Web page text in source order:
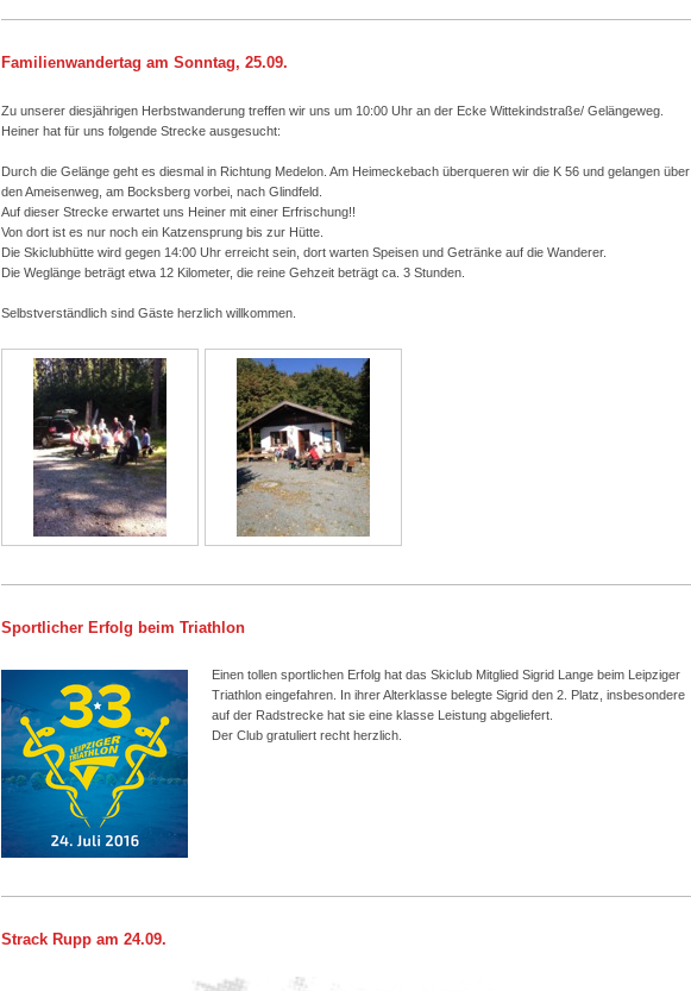
Familienwandertag am Sonntag, 25.09.
Zu unserer diesjährigen Herbstwanderung treffen wir uns um 10:00 Uhr an der Ecke Wittekindstraße/ Gelängeweg.
Heiner hat für uns folgende Strecke ausgesucht:
Durch die Gelänge geht es diesmal in Richtung Medelon. Am Heimeckebach überqueren wir die K 56 und gelangen über
den Ameisenweg, am Bocksberg vorbei, nach Glindfeld.
Auf dieser Strecke erwartet uns Heiner mit einer Erfrischung!!
Von dort ist es nur noch ein Katzensprung bis zur Hütte.
Die Skiclubhütte wird gegen 14:00 Uhr erreicht sein, dort warten Speisen und Getränke auf die Wanderer.
Die Weglänge beträgt etwa 12 Kilometer, die reine Gehzeit beträgt ca. 3 Stunden.
Selbstverständlich sind Gäste herzlich willkommen.
Sportlicher Erfolg beim Triathlon
Einen tollen sportlichen Erfolg hat das Skiclub Mitglied Sigrid Lange beim Leipziger
Triathlon eingefahren. In ihrer Alterklasse belegte Sigrid den 2. Platz, insbesondere
auf der Radstrecke hat sie eine klasse Leistung abgeliefert.
Der Club gratuliert recht herzlich.
Strack Rupp am 24.09.